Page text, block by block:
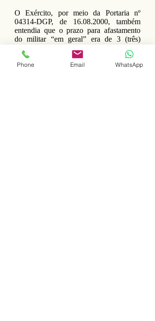
O Exército, por meio da Portaria nº
04314-DGP, de 16.08.2000, também
entendia que o prazo para afastamento
do militar “em geral” era de 3 (três)
alínea d:
Phone Email WhatsApp